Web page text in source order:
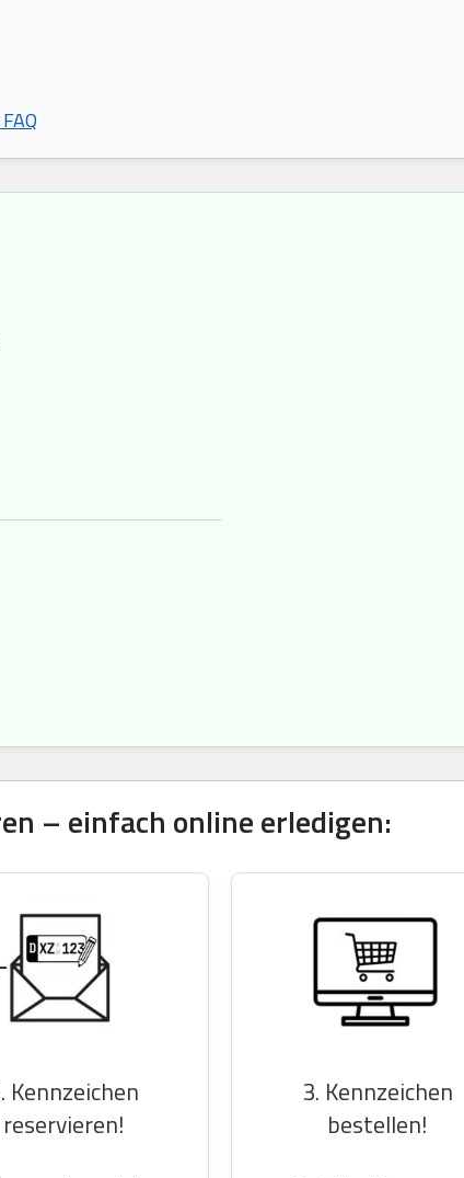
– einfach online erledigen:
Kennzeichen
reservieren!
3. Kennzeichen
bestellen!